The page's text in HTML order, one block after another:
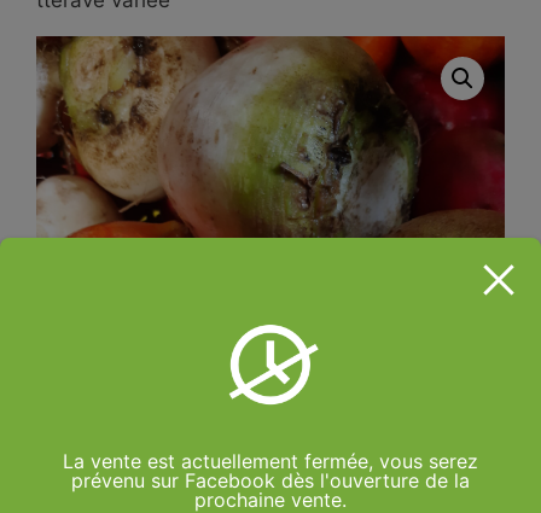
La vente est actuellement fermée, vous serez
prévenu sur Facebook dès l'ouverture de la
prochaine vente.